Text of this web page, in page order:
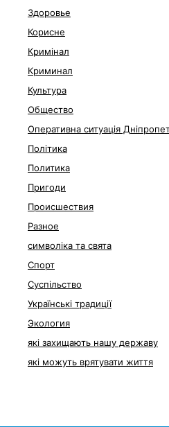
Здоровье
Корисне
Кримінал
Криминал
Культура
Общество
Оперативна ситуація
Політика
Политика
Пригоди
Происшествия
Разное
символіка та свята
Спорт
Суспільство
Українські традиції
Экология
які захищають нашу державу
які можуть врятувати життя